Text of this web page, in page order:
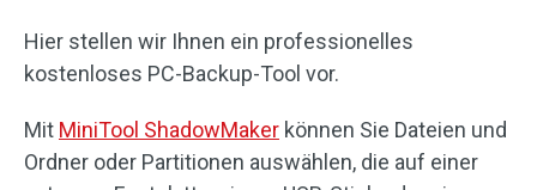
Hier stellen wir Ihnen ein professionelles
kostenloses PC-Backup-Tool vor.
Mit MiniTool ShadowMaker können Sie Dateien und
Ordner oder Partitionen auswählen, die auf einer